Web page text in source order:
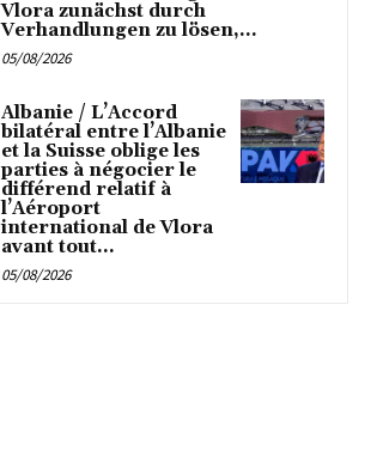
Vlora zunächst durch
Verhandlungen zu lösen,...
05/08/2026
Albanie / L’Accord
bilatéral entre l’Albanie
et la Suisse oblige les
parties à négocier le
différend relatif à
l’Aéroport
international de Vlora
avant tout...
05/08/2026